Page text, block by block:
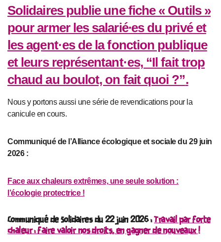
Solidaires publie une fiche « Outils »
pour armer les salarié∙es du privé et
les agent·es de la fonction publique
et leurs représentant·es, “Il fait trop
chaud au boulot, on fait quoi ?”.
Nous y portons aussi une série de revendications pour la
canicule en cours.
Communiqué de l’Alliance écologique et sociale du 29 juin
2026 :
Face aux chaleurs extrêmes, une seule solution :
l’écologie protectrice !
Communiqué de Solidaires du 22 juin 2026 :Travail par forte
chaleur : faire valoir nos droits, en gagner de nouveaux !